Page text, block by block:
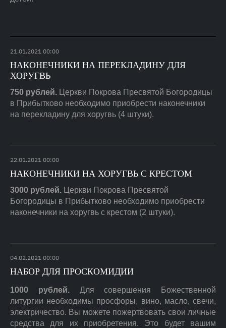
04.02.2021 00:00
НАБОР ДЛЯ ПРОСКОМИДИИ
1000 рублей.Для совершения Божественной
литургии необходимы просфоры, вино, масло, свечи,
электричество. Вы можете пожертвовать свои личные
средства для их приобретения. Это будет вашим
22.01.2021 00:00
НАКОНЕЧНИКИ НА ХОРУГВЬ С КРЕСТОМ
3000 рублей. Церкви Покрова Пресвятой
Богородицы в Прибытково необходимо приобрести
наконечники на хоругвь с крестом (2 штуки).
21.01.2021 00:00
НАКОНЕЧНИКИ НА ПЕРЕКЛАДИНУ ДЛЯ
ХОРУГВЬ
750 рублей. Церкви Покрова Пресвятой Богородицы
в Прибытково необходимо приобрести наконечники
на перекладину для хоругвь (4 штуки).